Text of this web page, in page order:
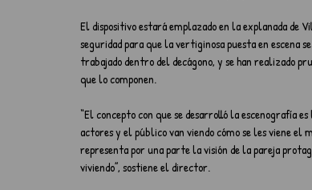
El dispositivo estará emplazado en la explanada de
seguridad para que la vertiginosa puesta en escena
trabajado dentro d­el decágono, y se han realizado
que lo componen.  ­­
“El concepto con que se desarrolló la escenografía
actores y el público van viendo cómo se les viene el
representa por una parte la visión de la pareja
viviendo”, sostiene el director.